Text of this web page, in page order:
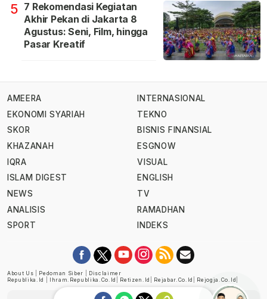
5 7 Rekomendasi Kegiatan
Akhir Pekan di Jakarta 8
Agustus: Seni, Film, hingga
Pasar Kreatif
AMEERA
EKONOMI SYARIAH
SKOR
KHAZANAH
IQRA
ISLAM DIGEST
NEWS
ANALISIS
SPORT
INTERNASIONAL
TEKNO
BISNIS FINANSIAL
ESGNOW
VISUAL
ENGLISH
TV
RAMADHAN
INDEKS
About Us Pedoman Siber
Disclaimer
Republika.id
Ihram.republika.co.id Retizen.id Rejabar.co.id Rejogja.co.id